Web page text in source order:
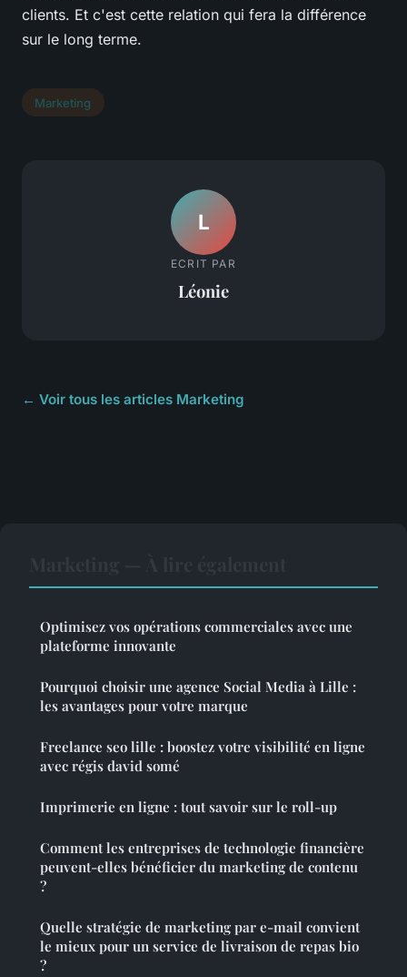
clients. Et c'est cette relation qui fera la différence
sur le long terme.
Marketing
L
ECRIT PAR
Léonie
← Voir tous les articles Marketing
Optimisez vos opérations commerciales avec une
plateforme innovante
Pourquoi choisir une agence Social Media à Lille :
les avantages pour votre marque
Freelance seo lille : boostez votre visibilité en ligne
avec régis david somé
Imprimerie en ligne : tout savoir sur le roll-up
Comment les entreprises de technologie financière
peuvent-elles bénéficier du marketing de contenu
?
Quelle stratégie de marketing par e-mail convient
le mieux pour un service de livraison de repas bio
?